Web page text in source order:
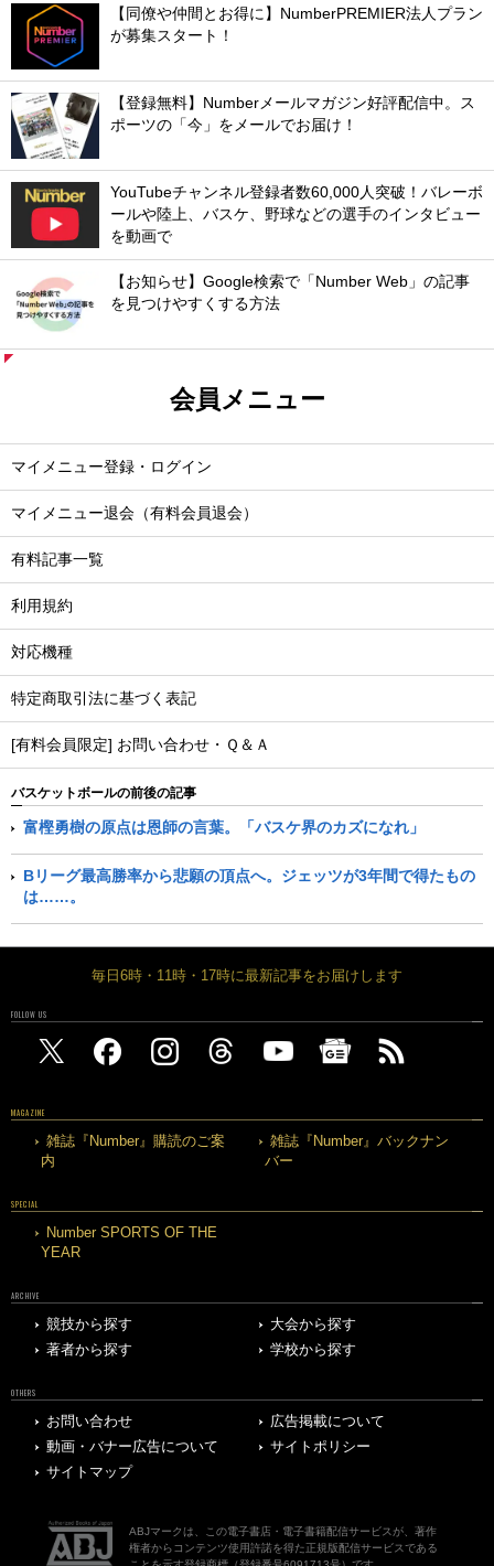
【同僚や仲間とお得に】NumberPREMIER法人プラン
が募集スタート！
【登録無料】Numberメールマガジン好評配信中。ス
ポーツの「今」をメールでお届け！
YouTubeチャンネル登録者数60,000人突破！バレーボ
ールや陸上、バスケ、野球などの選手のインタビュー
を動画で
【お知らせ】Google検索で「Number Web」の記事
を見つけやすくする方法
会員メニュー
マイメニュー登録・ログイン
マイメニュー退会（有料会員退会）
有料記事一覧
利用規約
対応機種
特定商取引法に基づく表記
[有料会員限定] お問い合わせ・Ｑ＆Ａ
バスケットボールの前後の記事
富樫勇樹の原点は恩師の言葉。「バスケ界のカズになれ」
Bリーグ最高勝率から悲願の頂点へ。ジェッツが3年間で得たもの
は……。
毎日6時・11時・17時に最新記事をお届けします
FOLLOW US
MAGAZINE
雑誌『Number』購読のご案
内
雑誌『Number』バックナン
バー
SPECIAL
Number SPORTS OF THE
YEAR
ARCHIVE
競技から探す
大会から探す
著者から探す
学校から探す
OTHERS
お問い合わせ
広告掲載について
動画・バナー広告について
サイトポリシー
サイトマップ
ABJマークは、この電子書店・電子書籍配信サービスが、著作
権者からコンテンツ使用許諾を得た正規版配信サービスである